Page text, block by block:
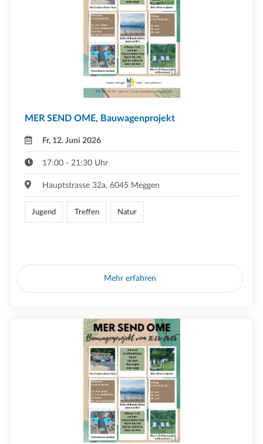
MER SEND OME, Bauwagenprojekt
Fr, 12. Juni 2026
17:00 - 21:30 Uhr
Hauptstrasse 32a, 6045 Meggen
Jugend Treffen Natur
Mehr erfahren